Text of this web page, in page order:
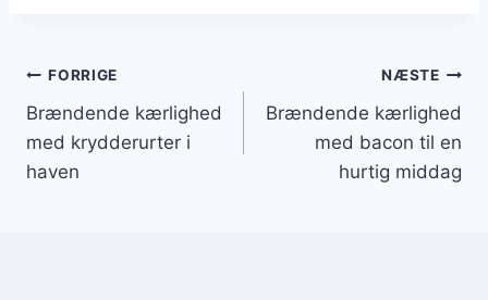
Indlægsnavigation
FORRIGE
Brændende kærlighed
med krydderurter i
haven
NÆSTE
Brændende kærlighed
med bacon til en
hurtig middag